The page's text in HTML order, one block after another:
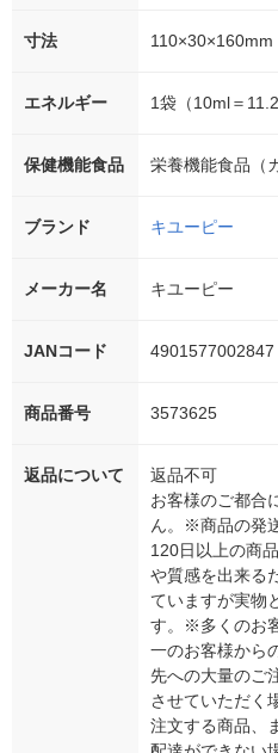
寸法 110×30×160mm
エネルギー 1袋（10ml＝
保健機能食品 栄養機能食品（
ブランド キユーピー
メーカー名 キユーピー
JANコード 4901577002847
商品番号 3573625
返品について
返品不可
お客様のご都合
ん。※商品の発
120日以上の商
や質感を出来る
ていますが実物
す。※多くのお
一のお客様から
先への大量のご
させていただく
注文する商品、